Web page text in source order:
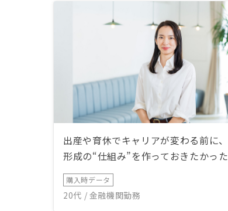
出産や育休でキャリアが変わる前に
形成の“仕組み”を作っておきたかった
購入時データ
20代 / 金融機関勤務